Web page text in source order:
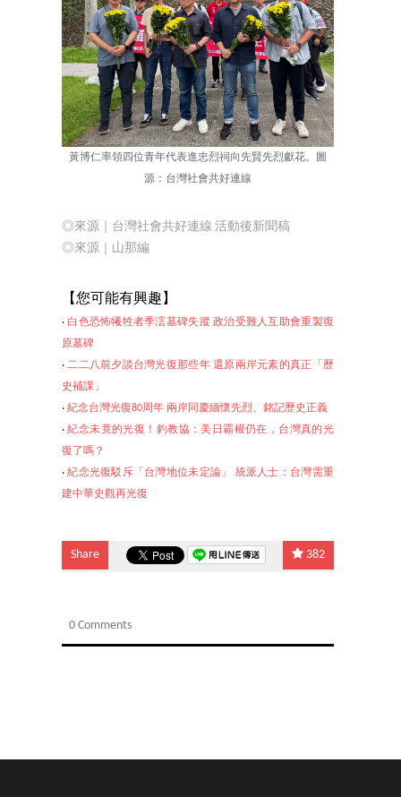
黃博仁率領四位青年代表進忠烈祠向先賢先烈獻花。圖
源：台灣社會共好連線
◎來源｜台灣社會共好連線 活動後新聞稿
◎來源｜山那編
【您可 能有興趣】
‧ 白色恐怖犧牲者季澐墓碑失蹤 政治受難人互助會重製復
原墓碑
‧二二八前夕談台灣光復那些年 還原兩岸元素的真正「歷
史補課」
‧ 紀念台灣光復80周年 兩岸同慶緬懷先烈、銘記歷史正義
‧紀念未竟的光復！釣教協：美日霸權仍在，台灣真的光
復了嗎？
‧紀念光復駁斥「台灣地位未定論」 統派人士：台灣需重
建中華史觀再光復
Share 382
0 Comments